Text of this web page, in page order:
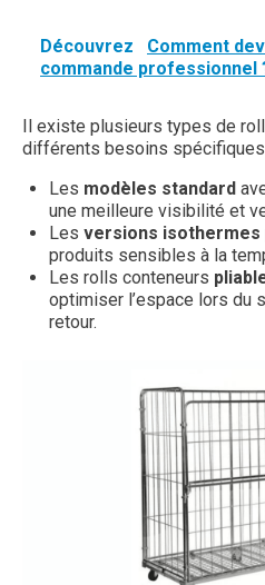
Découvrez
Comment
commande professionnel
Il existe plusieurs types de
différents besoins spécifiques
Les modèles standard
une meilleure visibilité et
Les versions isothermes
produits sensibles à la
Les rolls conteneurs
optimiser l’espace lors du
retour.